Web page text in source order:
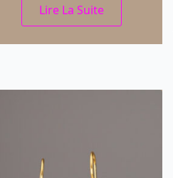
Lire La Suite